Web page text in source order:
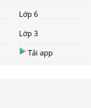
Lớp 6
Lớp 3
Tải app